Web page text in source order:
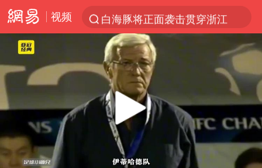
视频
白海豚将正面袭击贯穿浙江
多家A股公司收到美国关税退款
直击东北超：哈尔滨vs通辽
视频丨中国东方电气集团原党组副书记、董事宋致远被查
香港宏福苑火灾或由烟头引起
酒店回应车内过夜被收150元
36岁男演员成景区NPC后人气爆棚